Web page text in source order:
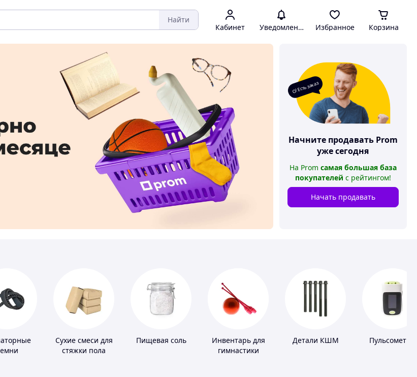
Найти
Кабинет Уведомления Избранное Корзина
О! Есть заказ
Начните продавать Prom
уже сегодня
На Prom самая большая база
покупателей с рейтингом!
Начать продавать
Сухие смеси для
стяжки пола
Пищевая соль
Инвентарь для
гимнастики
Детали КШМ Пульсометры